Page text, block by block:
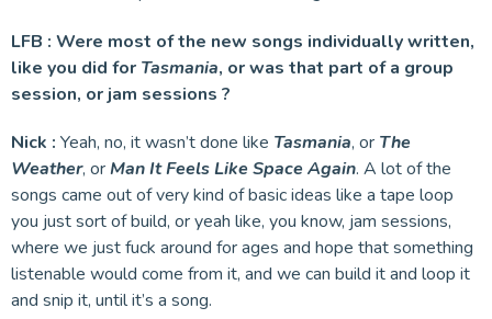
LFB : Were most of the new songs individually written,
like you did for Tasmania, or was that part of a group
session, or jam sessions ?
Nick : Yeah, no, it wasn’t done like Tasmania, or The
Weather, orMan It Feels Like Space Again. A lot of the
songs came out of very kind of basic ideas like a tape loop
you just sort of build, or yeah like, you know, jam sessions,
where we just fuck around for ages and hope that something
listenable would come from it, and we can build it and loop it
and snip it, until it’s a song.